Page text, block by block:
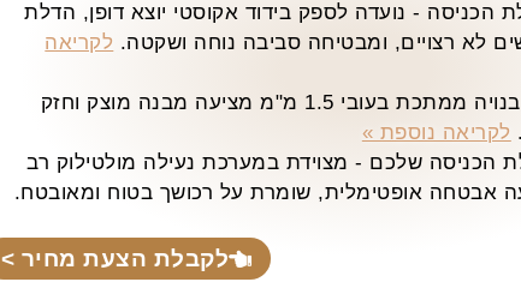
הכניסה - נועדה לספק בידוד אקוסטי יוצא דופן, הדלת
לא רצויים, ומבטיחה סביבה נוחה ושקטה. לקריאה
הדלת בנויה ממתכת בעובי 1.5 מ"מ מציעה מבנה מוצק וחזק
לקריאה נוספת »
הכניסה שלכם - מצוידת במערכת נעילה מולטילוק רב
אבטחה אופטימלית, שומרת על רכושך בטוח ומאובטח.
לקבלת הצעת מחיר >